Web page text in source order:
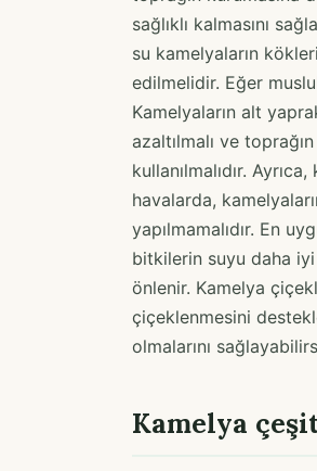
sağlıklı kalmasını
su kamelyaların
edilmelidir. Eğer
Kamelyaların alt
azaltılmalı ve
kullanılmalıdır.
havalarda,
yapılmamalıdır. En
bitkilerin suyu daha
önlenir. Kamelya
çiçeklenmesini
olmalarını
Kamelya